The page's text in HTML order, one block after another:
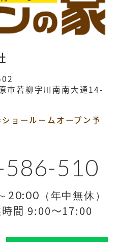
市若柳字川南南大通14-
ョールームオープン予
510
20:00（年中無休）
時間 9:00～17:00